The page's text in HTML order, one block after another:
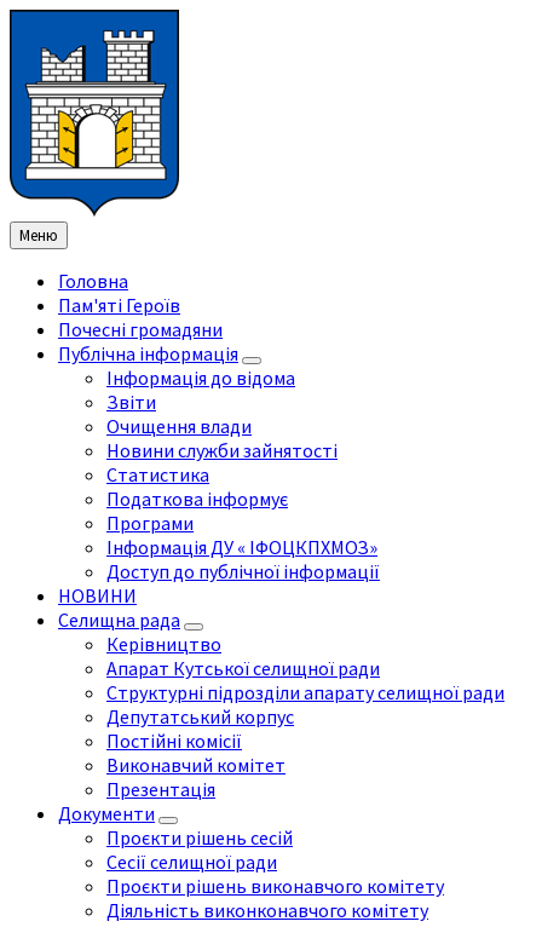
змісту
ліву
бічну
панель
праву
бічну
панель
нижнього
колонтитула
Меню
Головна
Пам'яті Героїв
Почесні громадяни
Публічна інформація
Інформація до відома
Звіти
Очищення влади
Новини служби зайнятості
Статистика
Податкова інформує
Програми
Інформація ДУ « ІФОЦКПХМОЗ»
Доступ до публічної інформації
НОВИНИ
Селищна рада
Керівництво
Апарат Кутської селищної ради
Структурні підрозділи апарату селищної ради
Депутатський корпус
Постійні комісії
Виконавчий комітет
Презентація
Документи
Проєкти рішень сесій
Сесії селищної ради
Проєкти рішень виконавчого комітету
Діяльність виконконавчого комітету